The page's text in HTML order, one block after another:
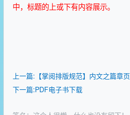
中，标题的上或下有内容展示。
上一篇:【掌阅排版规范】内文之篇章页
下一篇:PDF电子书下载